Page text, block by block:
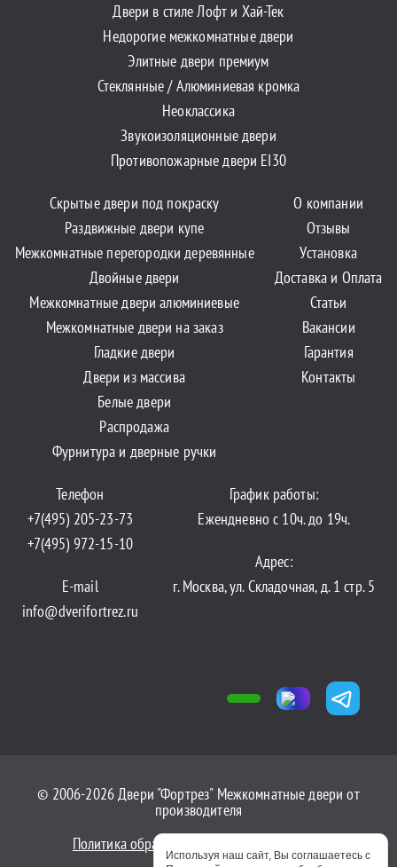
Используя наш сайт, Вы соглашаетесь с
Двери в стиле Лофт и Хай-Тек
Недорогие межкомнатные двери
Элитные двери премиум
Стеклянные / Алюминиевая кромка
Неоклассика
Звукоизоляционные двери
Противопожарные двери EI30
Скрытые двери под покраску
Раздвижные двери купе
Межкомнатные перегородки деревянные
Двойные двери
Межкомнатные двери алюминиевые
Межкомнатные двери на заказ
Гладкие двери
Двери из массива
Белые двери
Распродажа
Фурнитура и дверные ручки
О компании
Отзывы
Установка
Доставка и Оплата
Статьи
Вакансии
Гарантия
Контакты
Телефон
+7(495) 205-23-73
+7(495) 972-15-10
E-mail
info@dverifortrez.ru
График работы:
Ежендневно с 10ч. до 19ч.
Адрес:
г. Москва, ул. Складочная, д. 1 стр. 5
© 2006-2026 Двери "Фортрез" Межкомнатные двери от
производителя
Политика обработки персональных данных